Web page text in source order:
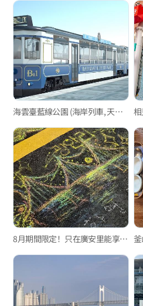
海雲臺藍線公園 (海岸列車, 天空膠囊列車)
8月期間限定！只在廣安里能享受的特別活動